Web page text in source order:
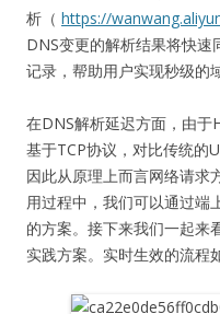
析（ https://
DNS变更的解析结果将快
记录，帮助用户实现秒级的
在DNS解析延迟方面，由
基于TCP协议，对比传统的
因此从原理上而言网络请求
用过程中，我们可以通过端
的方案。接下来我们一起来
实践方案。实时生效的流程